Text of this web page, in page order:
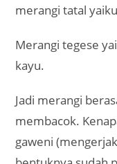
merangi tatal
Merangi tegese
kayu.
Jadi merangi
membacok.
gaweni